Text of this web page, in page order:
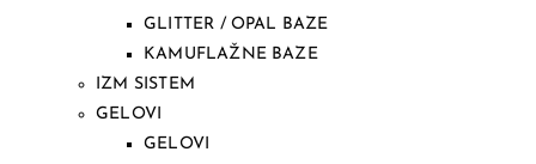
GLITTER / OPAL BAZE
KAMUFLAŽNE BAZE
IZM SISTEM
GELOVI
GELOVI